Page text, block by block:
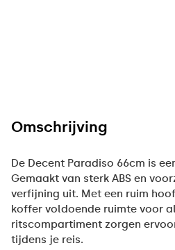
Omschrijving
De Decent Paradiso 66cm is
Gemaakt van sterk ABS en
verfijning uit. Met een ruim
koffer voldoende ruimte voor
ritscompartiment zorgen
tijdens je reis.